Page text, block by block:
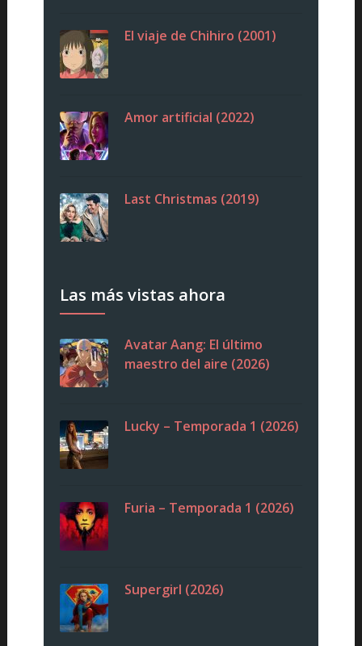
El viaje de Chihiro (2001)
Amor artificial (2022)
Last Christmas (2019)
Las más vistas ahora
Avatar Aang: El último
maestro del aire (2026)
Lucky – Temporada 1 (2026)
Furia – Temporada 1 (2026)
Supergirl (2026)